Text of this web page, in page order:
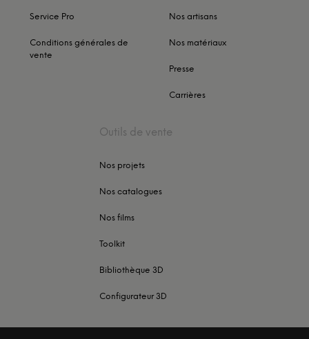
Service Pro
Conditions générales de
vente
Nos artisans
Nos matériaux
Presse
Carrières
Outils de vente
Nos projets
Nos catalogues
Nos films
Toolkit
Bibliothèque 3D
Configurateur 3D